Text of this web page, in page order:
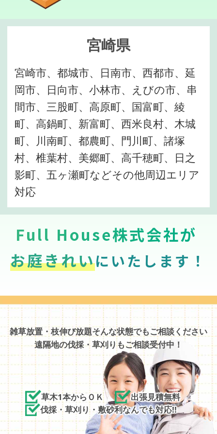
宮崎県
宮崎市、都城市、日南市、西都市、延
岡市、日向市、小林市、えびの市、串
間市、三股町、高原町、国富町、綾
町、高鍋町、新富町、西米良村、木城
町、川南町、都農町、門川町、諸塚
村、椎葉村、美郷町、高千穂町、日之
影町、五ヶ瀬町などその他周辺エリア
対応
Full House株式会社が
お庭きれいにいたします！
雑草放置・枝伸び放題そんな状態でもご相談ください
遠隔地の伐採・草刈りもご相談受付中！
草木1本からＯＫ
出張見積無料
伐採・草刈り・敷砂利なんでも対応!!